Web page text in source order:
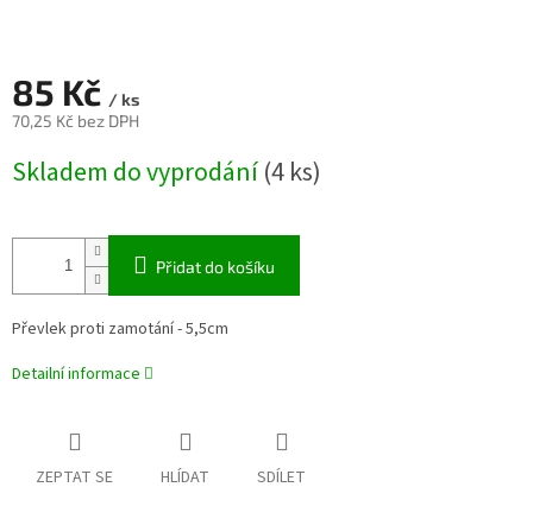
85 Kč / ks
70,25 Kč bez DPH
cena:
Skladem do vyprodání(4 ks)
Přidat do košíku
Převlek proti zamotání - 5,5cm
Detailní informace
ZEPTAT SE HLÍDAT SDÍLET